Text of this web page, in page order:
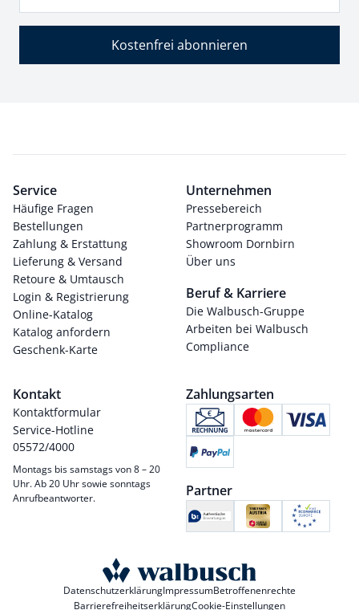
Kostenfrei abonnieren
Service
Häufige Fragen
Bestellungen
Zahlung & Erstattung
Lieferung & Versand
Retoure & Umtausch
Login & Registrierung
Online-Katalog
Katalog anfordern
Geschenk-Karte
Unternehmen
Pressebereich
Partnerprogramm
Showroom Dornbirn
Über uns
Beruf & Karriere
Die Walbusch-Gruppe
Arbeiten bei Walbusch
Compliance
Kontakt
Kontaktformular
Service-Hotline
05572/4000
Montags bis samstags von 8 – 20
Uhr. Ab 20 Uhr sowie sonntags
Anrufbeantworter.
Zahlungsarten
Partner
DatenschutzerklärungImpressumBetroffenenrechte
BarrierefreiheitserklärungCookie-Einstellungen